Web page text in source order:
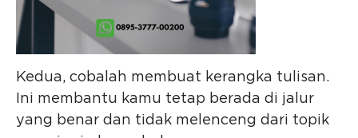
Kedua, cobalah membuat kerangka tulisan.
Ini membantu kamu tetap berada di jalur
yang benar dan tidak melenceng dari topik